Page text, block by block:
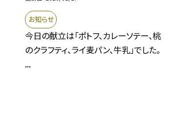
お知らせ
今日の献立は「ポトフ、カレーソテー、桃
のクラフティ、ライ麦パン、牛乳」でした。
...